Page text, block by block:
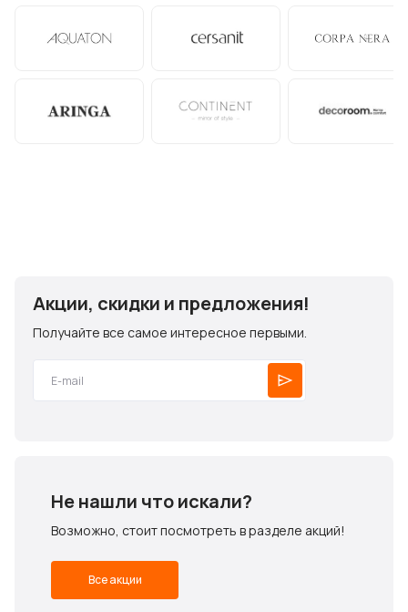
Акции, скидки и предложения!
Получайте все самое интересное первыми.
Не нашли что искали?
Возможно, стоит посмотреть в разделе акций!
Все акции